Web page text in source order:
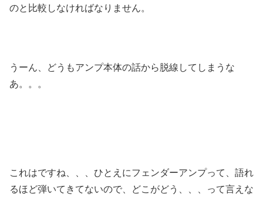
のと比較しなければなりません。
うーん、どうもアンプ本体の話から脱線してしまうな
あ。。。
これはですね、、、ひとえにフェンダーアンプって、語れ
るほど弾いてきてないので、どこがどう、、、って言えな